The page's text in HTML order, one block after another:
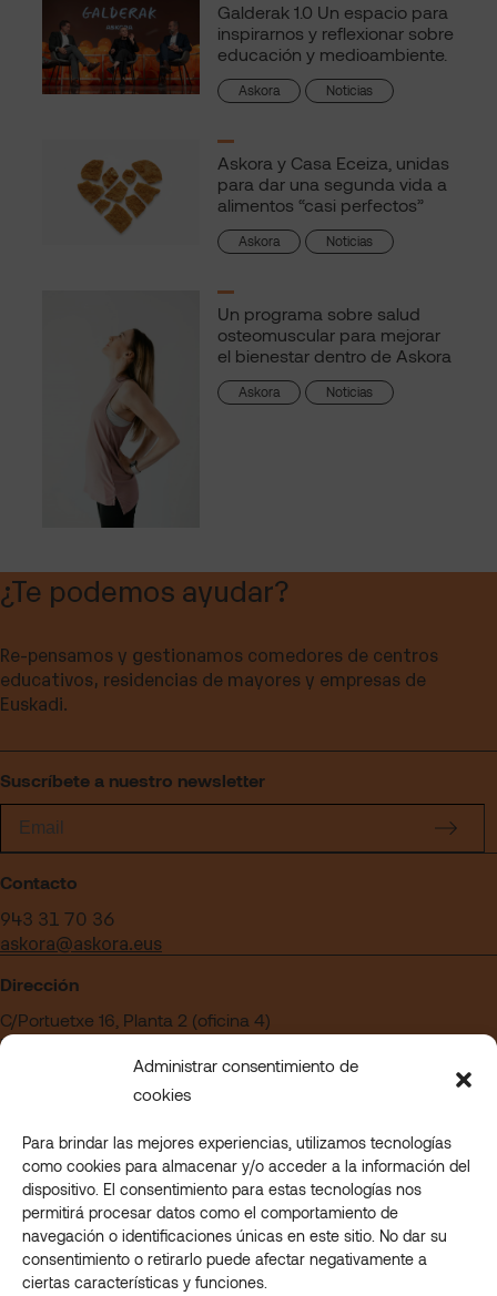
Administrar consentimiento de
cookies
Para brindar las mejores experiencias, utilizamos tecnologías
como cookies para almacenar y/o acceder a la información del
dispositivo. El consentimiento para estas tecnologías nos
permitirá procesar datos como el comportamiento de
navegación o identificaciones únicas en este sitio. No dar su
consentimiento o retirarlo puede afectar negativamente a
ciertas características y funciones.
Galderak 1.0 Un espacio para
inspirarnos y reflexionar sobre
educación y medioambiente.
Askora Noticias
Askora y Casa Eceiza, unidas
para dar una segunda vida a
alimentos “casi perfectos”
Askora Noticias
Un programa sobre salud
osteomuscular para mejorar
el bienestar dentro de Askora
Askora Noticias
¿Te podemos ayudar?
Re-pensamos y gestionamos comedores de centros
educativos, residencias de mayores y empresas de
Euskadi.
Suscríbete a nuestro newsletter
Contacto
943 31 70 36
askora@askora.eus
Dirección
C/Portuetxe 16, Planta 2 (oficina 4)
Edificio Blanca Vinuesa
20018 San Sebastián – Gipuzkoa
¿Quieres trabajar en Askora?
Acceder a nuestra sección de empleo
© 2023 Askora. All rights reserved.